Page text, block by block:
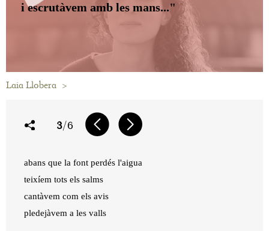
i escrutàvem amb les mans..."
Laia Llobera >
3/6
abans que la font perdés l'aigua
teixíem tots els salms
cantàvem com els avis
pledejàvem a les valls